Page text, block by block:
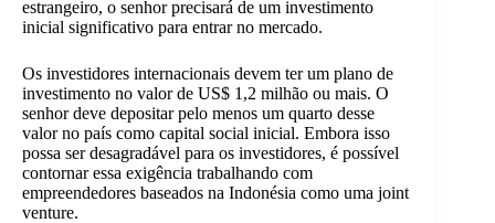
estrangeiro, o senhor precisará de um investimento
inicial significativo para entrar no mercado.
Os investidores internacionais devem ter um plano de
investimento no valor de US$ 1,2 milhão ou mais. O
senhor deve depositar pelo menos um quarto desse
valor no país como capital social inicial. Embora isso
possa ser desagradável para os investidores, é possível
contornar essa exigência trabalhando com
empreendedores baseados na Indonésia como uma joint
venture.